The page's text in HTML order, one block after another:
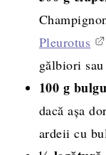
Pleurotus
gălbiori
100 g
dacă așa
ardeii cu